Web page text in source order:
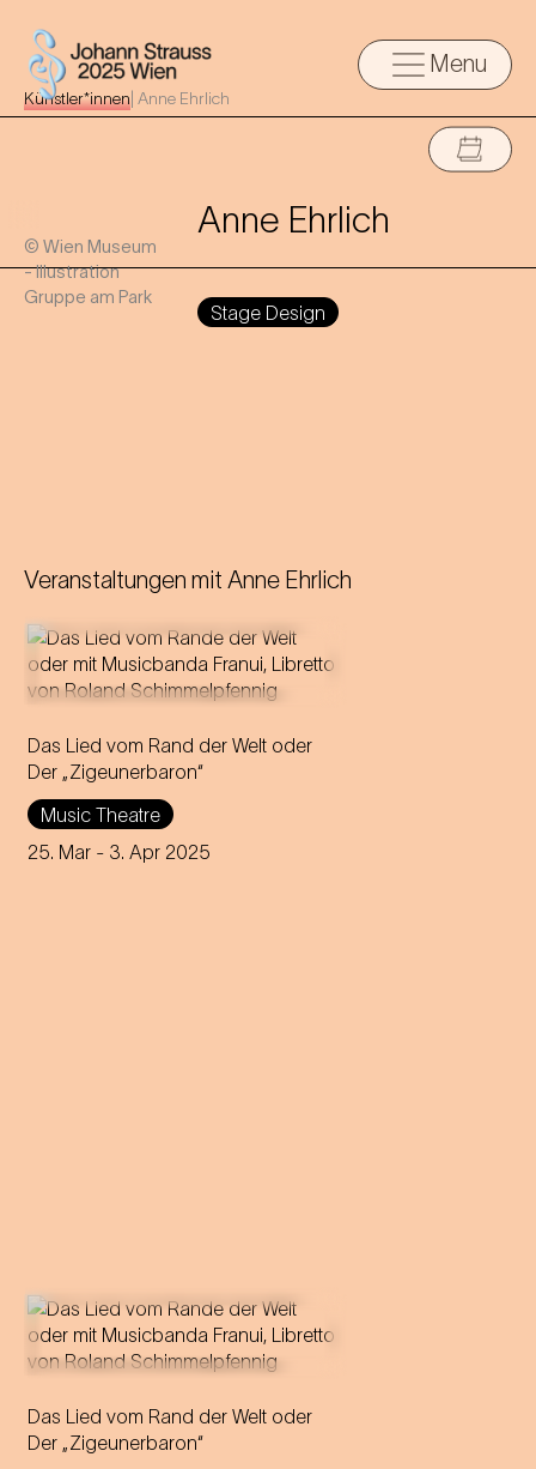
Menu
Künstler*innen Anne Ehrlich
© Wien Museum
- Illustration
Gruppe am Park
Anne Ehrlich
Stage Design
Veranstaltungen mit Anne Ehrlich
Das Lied vom Rand der Welt oder
Der „Zigeunerbaron“
Music Theatre
25. Mar - 3. Apr 2025
Das Lied vom Rand der Welt oder
Der „Zigeunerbaron“